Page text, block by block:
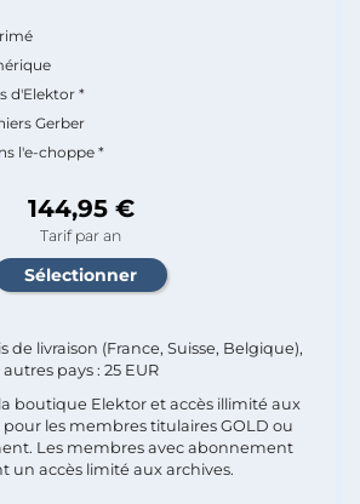
d'Elektor *
Gerber
l'e-choppe *
144,95 €
Tarif par an
de livraison (France, Suisse, Belgique),
autres pays : 25 EUR
boutique Elektor et accès illimité aux
les membres titulaires GOLD ou
Les membres avec abonnement
un accès limité aux archives.